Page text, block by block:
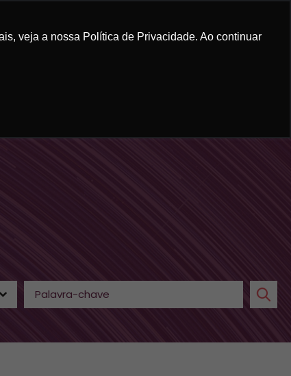
veja a nossa Política de Privacidade. Ao continuar
GRANADEIRO